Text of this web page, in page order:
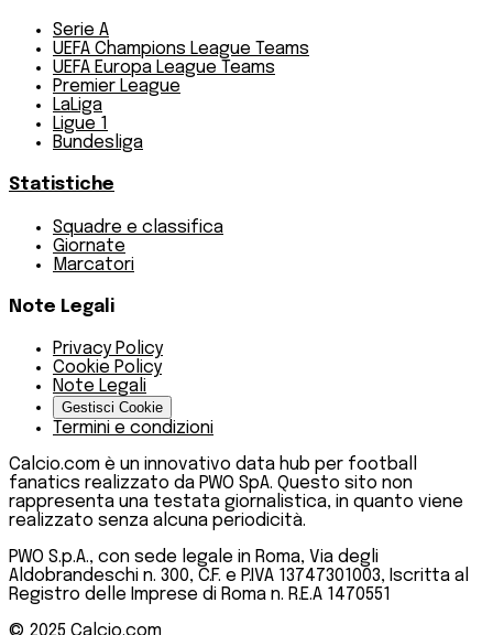
Serie A
UEFA Champions League Teams
UEFA Europa League Teams
Premier League
LaLiga
Ligue 1
Bundesliga
Statistiche
Squadre e classifica
Giornate
Marcatori
Note Legali
Privacy Policy
Cookie Policy
Note Legali
Gestisci Cookie
Termini e condizioni
Calcio.com è un innovativo data hub per football
fanatics realizzato da PWO SpA. Questo sito non
rappresenta una testata giornalistica, in quanto viene
realizzato senza alcuna periodicità.
PWO S.p.A., con sede legale in Roma, Via degli
Aldobrandeschi n. 300, C.F. e P.IVA 13747301003, Iscritta al
Registro delle Imprese di Roma n. R.E.A 1470551